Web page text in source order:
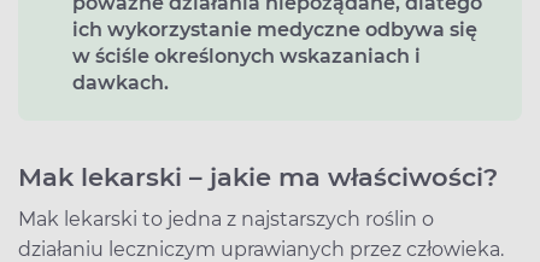
ich wykorzystanie medyczne odbywa się
w ściśle określonych wskazaniach i
dawkach.
Mak lekarski – jakie ma właściwości?
Mak lekarski to jedna z najstarszych roślin o
działaniu leczniczym uprawianych przez człowieka.